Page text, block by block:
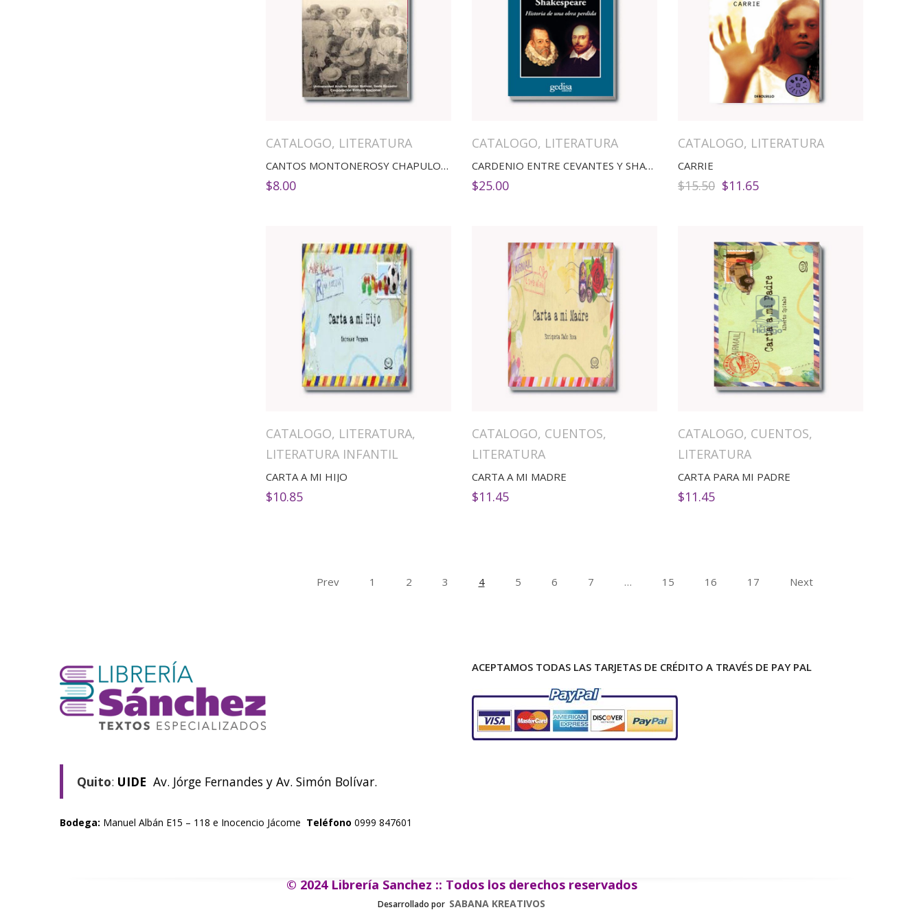
CATALOGO, LITERATURA
CANTOS MONTONEROSY CHAPULOS. SEMANTICA DE LA CANCION ALFARISTA
$8.00
CATALOGO, LITERATURA
CARDENIO ENTRE CEVANTES Y SHAKESPEARE
$25.00
CATALOGO, LITERATURA
CARRIE
$15.50 El
$11.65El
CATALOGO, LITERATURA,
LITERATURA INFANTIL
CARTA A MI HIJO
$10.85
CATALOGO, CUENTOS,
LITERATURA
CARTA A MI MADRE
$11.45
CATALOGO, CUENTOS,
LITERATURA
CARTA PARA MI PADRE
$11.45
Prev 1 2 3 4 5 6 7 … 15 16 17 Next
Quito: UIDE Av. Jórge Fernandes y Av. Simón Bolívar.
Bodega: Manuel Albán E15 – 118 e Inocencio Jácome Teléfono 0999 847601
ACEPTAMOS TODAS LAS TARJETAS DE CRÉDITO A TRAVÉS DE PAY PAL
© 2024 Librería Sanchez :: Todos los derechos reservados
Desarrollado por SABANA KREATIVOS